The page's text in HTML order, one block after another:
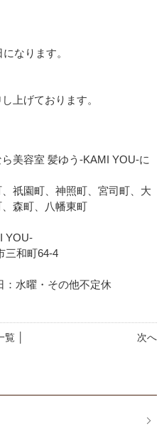
なります。
上げております。
美容室 髪ゆう-KAMI YOU-に
祇園町、神照町、宮司町、大
森町、八幡東町
YOU-
三和町64-4
水曜・その他不定休
次へ
覧 │